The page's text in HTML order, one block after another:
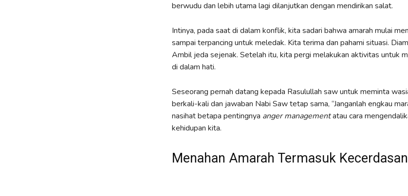
berwudu dan lebih utama lagi dilanjutkan dengan mendirikan salat.
Intinya, pada saat di dalam konflik, kita sadari bahwa amarah mulai
sampai terpancing untuk meledak. Kita terima dan pahami situasi.
Ambil jeda sejenak. Setelah itu, kita pergi melakukan aktivitas untuk
di dalam hati.
Seseorang pernah datang kepada Rasulullah saw untuk meminta
berkali-kali dan jawaban Nabi Saw tetap sama, “Janganlah engkau
nasihat betapa pentingnya anger managementatau cara
kehidupan kita.
Menahan Amarah Termasuk